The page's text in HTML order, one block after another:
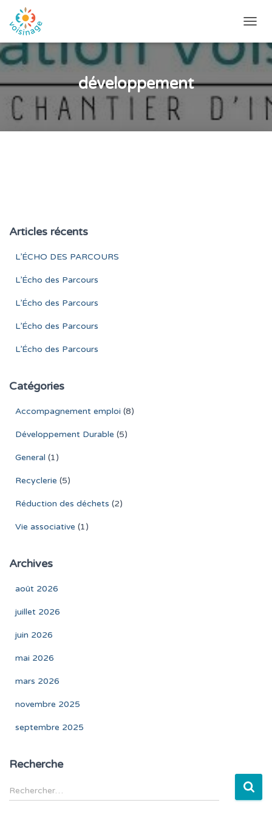
LA
développement
Articles récents
L’ÉCHO DES PARCOURS
L’Écho des Parcours
L’Écho des Parcours
L’Écho des Parcours
L’Écho des Parcours
Catégories
Accompagnement emploi (8)
Développement Durable (5)
General (1)
Recyclerie (5)
Réduction des déchets (2)
Vie associative (1)
Archives
août 2026
juillet 2026
juin 2026
mai 2026
mars 2026
novembre 2025
septembre 2025
Recherche
e
Rechercher…